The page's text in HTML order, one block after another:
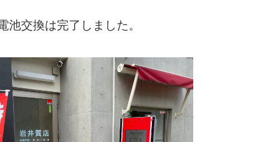
池交換は完了しました。